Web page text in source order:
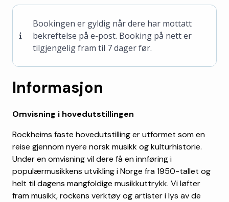
Bookingen er gyldig når dere har mottatt
bekreftelse på e-post. Booking på nett er
tilgjengelig fram til 7 dager før.
Informasjon
Omvisning i hovedutstillingen
Rockheims faste hovedutstilling er utformet som en
reise gjennom nyere norsk musikk og kulturhistorie.
Under en omvisning vil dere få en innføring i
populærmusikkens utvikling i Norge fra 1950-tallet og
helt til dagens mangfoldige musikkuttrykk. Vi løfter
fram musikk, rockens verktøy og artister i lys av de